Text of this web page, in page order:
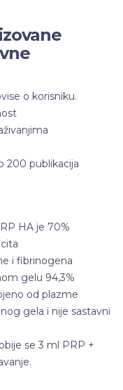
o korisniku.
200 publikacija
HA je 70%
i fibrinogena
gelu 94,3%
od plazme
gela i nije sastavni
se 3 ml PRP +